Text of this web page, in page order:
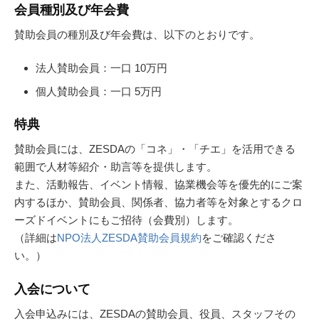
会員種別及び年会費
賛助会員の種別及び年会費は、以下のとおりです。
法人賛助会員：一口 10万円
個人賛助会員：一口 5万円
特典
賛助会員には、ZESDAの「コネ」・「チエ」を活用できる
範囲で人材等紹介・助言等を提供します。
また、活動報告、イベント情報、協業機会等を優先的にご案
内するほか、賛助会員、関係者、協力者等を対象とするクロ
ーズドイベントにもご招待（会費別）します。
（詳細はNPO法人ZESDA賛助会員規約をご確認くださ
い。）
入会について
入会申込みには、ZESDAの賛助会員、役員、スタッフその